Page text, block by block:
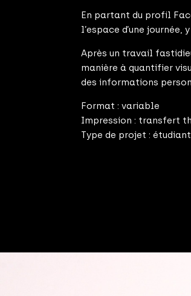
En partant du profil
l’espace d’une
Après un travail
manière à quantifier
des informations
Format : variable
Impression : transfert
Type de projet : étudiant